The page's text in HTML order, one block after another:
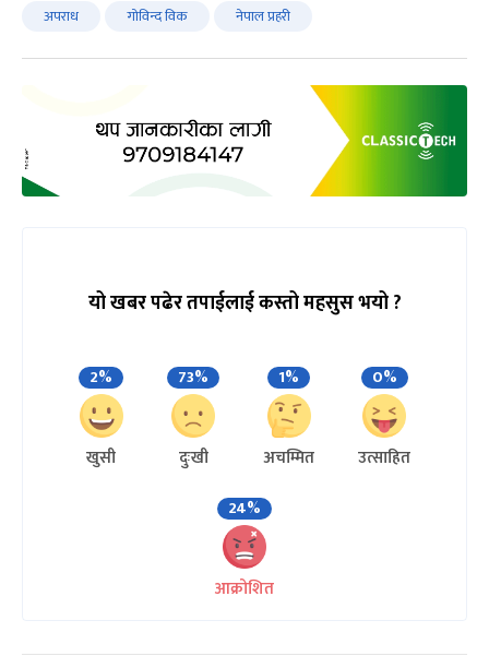
अपराध गोविन्द विक नेपाल प्रहरी
यो खबर पढेर तपाईलाई कस्तो महसुस भयो ?
2%
खुसी
73%
दुःखी
1%
अचम्मित
0%
उत्साहित
24%
आक्रोशित